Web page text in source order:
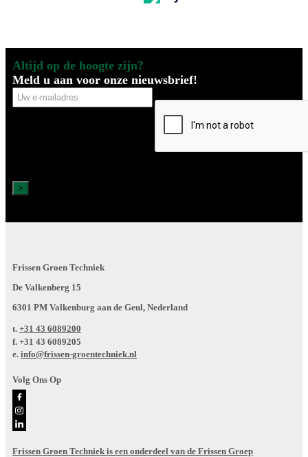
Altijd op de hoogte zijn?
Meld u aan voor onze nieuwsbrief!
Uw
e-
Frissen Groen Techniek
De Valkenberg 15
6301 PM Valkenburg aan de Geul, Nederland
t. +31 43 6089200
f. +31 43 6089205
e. info@frissen-groentechniek.nl
Volg Ons Op
Frissen Groen Techniek is een onderdeel van de Frissen Groep